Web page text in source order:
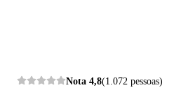
Nota 4,8(1.072 pessoas)